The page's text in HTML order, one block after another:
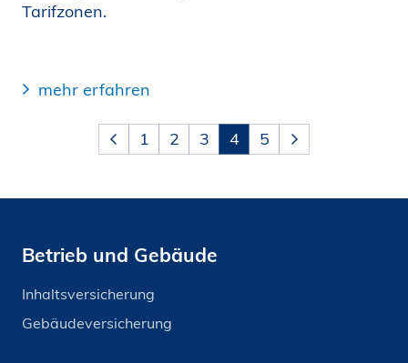
Tarifzonen.
mehr erfahren
1 2 3 4 5
Betrieb und Gebäude
Inhaltsversicherung
Gebäudeversicherung